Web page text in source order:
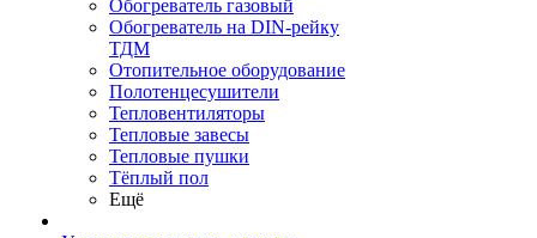
Обогреватель газовый
Обогреватель на DIN-рейку
ТДМ
Отопительное оборудование
Полотенцесушители
Тепловентиляторы
Тепловые завесы
Тепловые пушки
Тёплый пол
Ещё